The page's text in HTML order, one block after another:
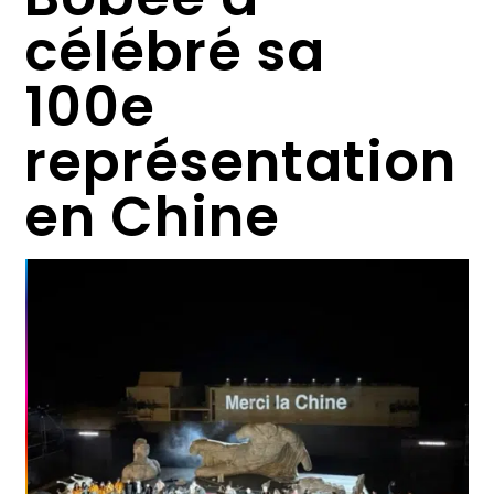
célébré sa
100e
représentation
en Chine